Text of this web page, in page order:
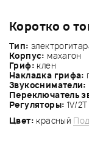
Коротко о
Тип:
Корпус: махагон
Гриф: клен
Накладка грифа:
Звукосниматели:
Переключатель
Регуляторы: 1V/2Т
Цвет: красный